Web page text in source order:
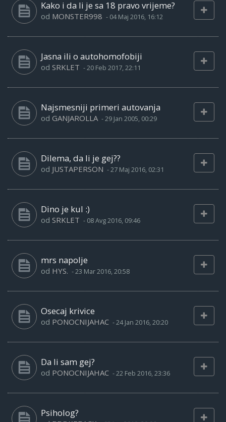
Kako i da li je sa 18 pravo vrijeme?
od MONSTER998 - 04 Maj 2016, 16:12
Jasna ili o autohomofobiji
od SRKLET -20 Feb 2017, 22:11
Najsmesniji primeri autovanja
od GANJAROLLA -29 Jan 2005, 00:29
Dilema, da li je gej??
od JUSTAPERSON -27 Maj 2016, 02:31
Dino je kul :)
od SRKLET - 08 Avg 2016, 09:46
mrs napolje
od HYS. -23 Mar 2016, 20:58
Osecaj krivice
od PONOCNIJAHAC -24 Jan 2016, 20:20
Da li sam gej?
od PONOCNIJAHAC -22 Feb 2016, 23:36
Psiholog?